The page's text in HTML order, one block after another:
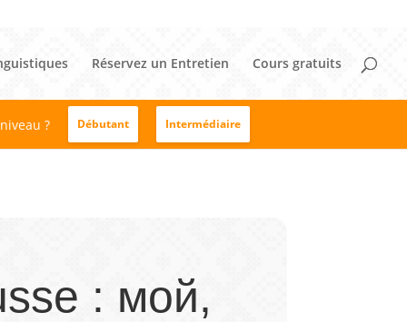
Réservez un Entretien Cours gratuits
? Débutant Intermédiaire
: мой,